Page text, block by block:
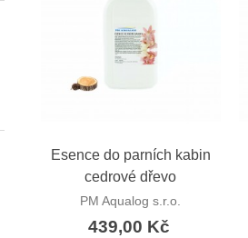
Rychlý náhled
Esence do parních kabin
cedrové dřevo
PM Aqualog s.r.o.
439,00 Kč